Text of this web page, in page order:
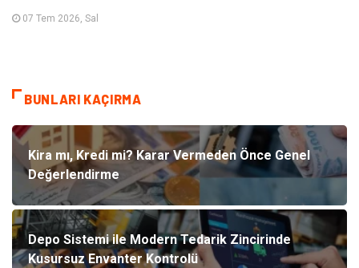
07 Tem 2026, Sal
BUNLARI KAÇIRMA
Kira mı, Kredi mi? Karar Vermeden Önce Genel
Değerlendirme
Depo Sistemi ile Modern Tedarik Zincirinde
Kusursuz Envanter Kontrolü